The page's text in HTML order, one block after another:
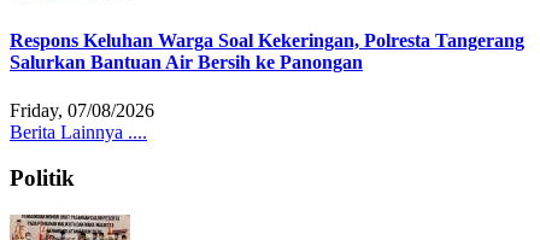
Respons Keluhan Warga Soal Kekeringan, Polresta Tangerang
Salurkan Bantuan Air Bersih ke Panongan
Friday, 07/08/2026
Berita Lainnya ....
Politik